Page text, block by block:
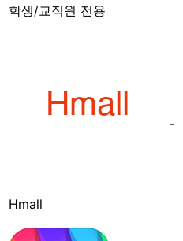
학생/교직원 전용
Hmall
-